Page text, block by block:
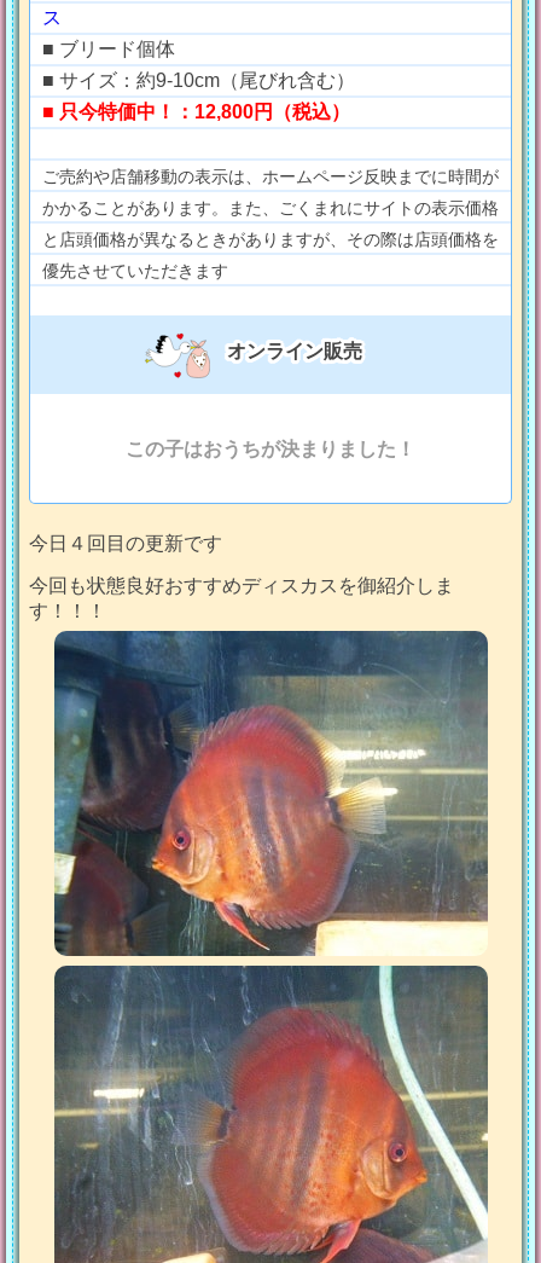
ス
■ ブリード個体
■ サイズ：約9-10cm（尾びれ含む）
■ 只今特価中！：12,800円（税込）
ご売約や店舗移動の表示は、ホームページ反映までに時間が
かかることがあります。また、ごくまれにサイトの表示価格
と店頭価格が異なるときがありますが、その際は店頭価格を
優先させていただきます
オンライン販売
この子はおうちが決まりました！
今日４回目の更新です
今回も状態良好おすすめディスカスを御紹介しま
す！！！